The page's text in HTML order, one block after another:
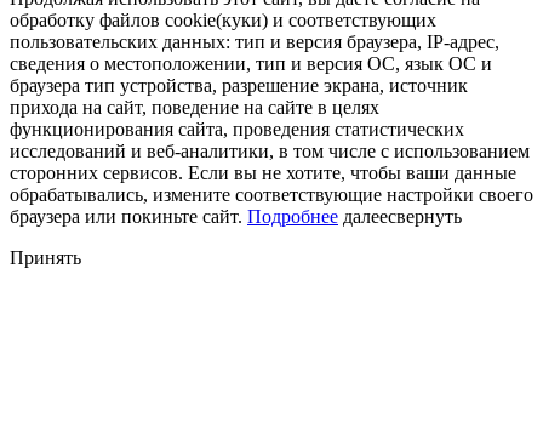
обработку файлов cookie(куки) и соответствующих
пользовательских данных: тип и версия браузера, IP-адрес,
сведения о местоположении, тип и версия ОС, язык ОС и
браузера тип устройства, разрешение экрана, источник
прихода на сайт, поведение на сайте в целях
функционирования сайта, проведения статистических
исследований и веб-аналитики, в том числе с использованием
сторонних сервисов. Если вы не хотите, чтобы ваши данные
обрабатывались, измените соответствующие настройки своего
браузера или покиньте сайт. Подробнее далеесвернуть
Принять